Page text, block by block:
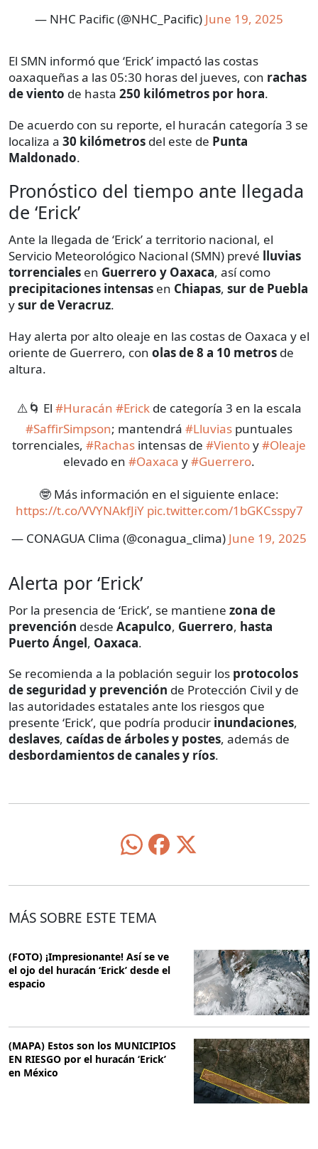
— NHC Pacific (@NHC_Pacific) June 19, 2025
El SMN informó que ‘Erick’ impactó las costas
oaxaqueñas a las 05:30 horas del jueves, con rachas
de viento de hasta 250 kilómetros por hora.
De acuerdo con su reporte, el huracán categoría 3 se
localiza a 30 kilómetros del este de Punta
Maldonado.
Pronóstico del tiempo ante llegada
de ‘Erick’
Ante la llegada de ‘Erick’ a territorio nacional, el
Servicio Meteorológico Nacional (SMN) prevé lluvias
torrenciales en Guerrero y Oaxaca, así como
precipitaciones intensas en Chiapas, sur de Puebla
ysur de Veracruz.
Hay alerta por alto oleaje en las costas de Oaxaca y el
oriente de Guerrero, con olas de8 a 10 metros de
altura.
⚠️🌀 El #Huracán #Erickde categoría 3 en la escala
#SaffirSimpson; mantendrá #Lluvias puntuales
torrenciales, #Rachas intensas de #Vientoy#Oleaje
elevado en #Oaxaca y#Guerrero.
🤓 Más información en el siguiente enlace:
https://t.co/VVYNAkfJiY pic.twitter.com/1bGKCsspy7
— CONAGUA Clima (@conagua_clima) June 19, 2025
Alerta por ‘Erick’
Por la presencia de ‘Erick’, se mantiene zona de
prevención desde Acapulco, Guerrero, hasta
Puerto Ángel, Oaxaca.
Se recomienda a la población seguir los protocolos
de seguridad y prevención de Protección Civil y de
las autoridades estatales ante los riesgos que
presente ‘Erick’, que podría producir inundaciones,
deslaves, caídas de árboles y postes, además de
desbordamientos de canales y ríos.
MÁS SOBRE ESTE TEMA
(FOTO) ¡Impresionante! Así se ve
el ojo del huracán ‘Erick’ desde el
espacio
(MAPA) Estos son los MUNICIPIOS
EN RIESGO por el huracán ‘Erick’
en México